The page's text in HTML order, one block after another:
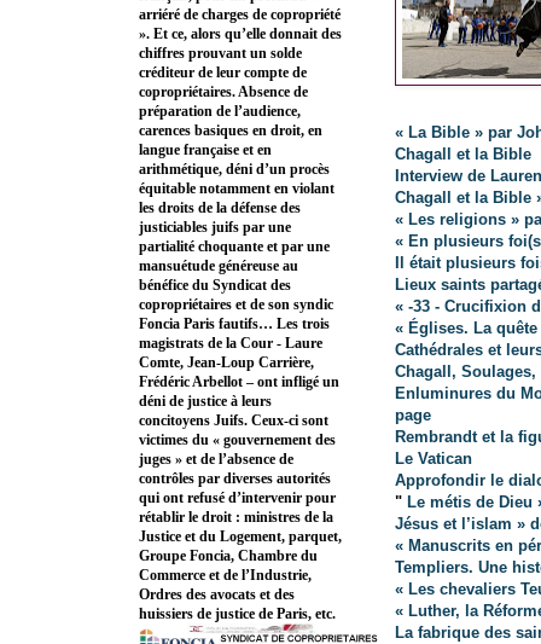
« La Bible » par
Chagall et la Bible
Interview de
Chagall et la Bible
« Les religions »
« En plusieurs
Il était plusieurs
Lieux saints
« -33 - Crucifixion
« Églises. La
Cathédrales et
Chagall,
Enluminures du
page
Rembrandt et la
Le Vatican
Approfondir le
" Le métis de Dieu
Jésus et l’islam »
« Manuscrits en
Templiers. Une
« Les chevaliers
« Luther, la
La fabrique des
arriéré de charges de copropriété
». Et ce, alors qu’elle donnait des
chiffres prouvant un solde
créditeur de leur compte de
copropriétaires. Absence de
préparation de l’audience,
carences basiques en droit, en
langue française et en
arithmétique, déni d’un procès
équitable notamment en violant
les droits de la défense des
justiciables juifs par une
partialité choquante et par une
mansuétude généreuse au
bénéfice du Syndicat des
copropriétaires et de son syndic
Foncia Paris fautifs… Les trois
magistrats de la Cour - Laure
Comte, Jean-Loup Carrière,
Frédéric Arbellot – ont infligé un
déni de justice à leurs
concitoyens Juifs. Ceux-ci sont
victimes du « gouvernement des
juges » et de l’absence de
contrôles par diverses autorités
qui ont refusé d’intervenir pour
rétablir le droit : ministres de la
Justice et du Logement, parquet,
Groupe Foncia, Chambre du
Commerce et de l’Industrie,
Ordres des avocats et des
huissiers de justice de Paris, etc.